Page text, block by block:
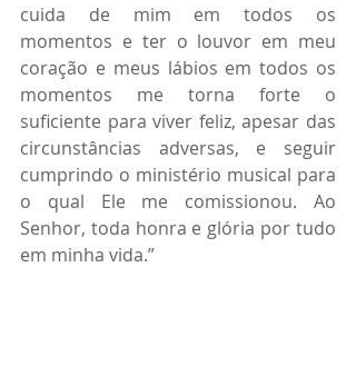
cuida de mim em todos os
momentos e ter o louvor em meu
coração e meus lábios em todos os
momentos me torna forte o
suficiente para viver feliz, apesar das
circunstâncias adversas, e seguir
cumprindo o ministério musical para
o qual Ele me comissionou. Ao
Senhor, toda honra e glória por tudo
em minha vida.”